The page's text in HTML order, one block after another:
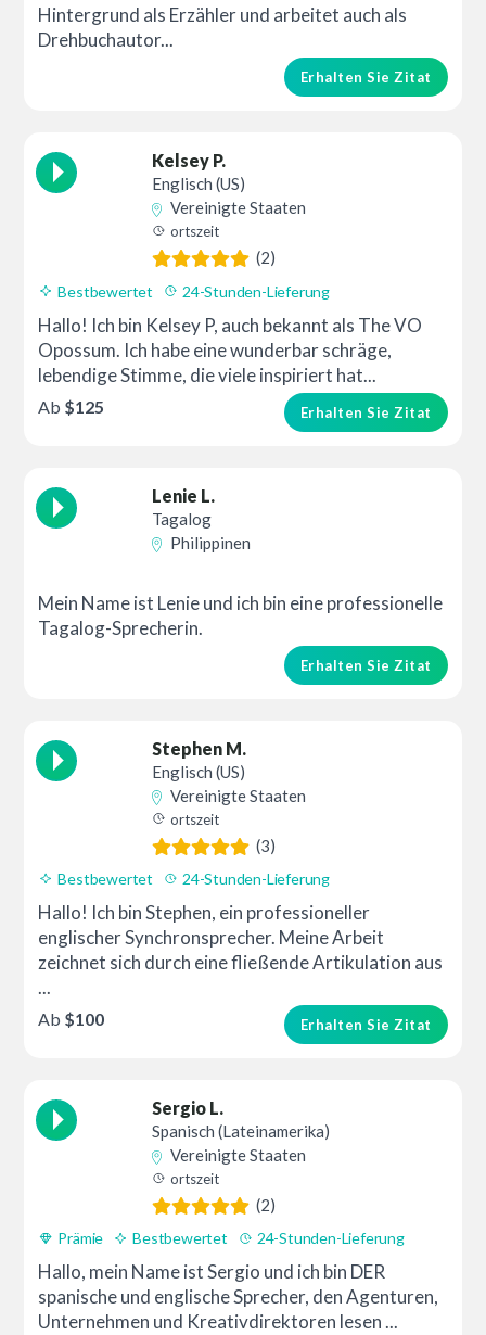
Hintergrund als Erzähler und arbeitet auch als
Drehbuchautor...
Erhalten Sie Zitat
Kelsey P.
Englisch (US)
Vereinigte Staaten
ortszeit
(2)
Bestbewertet 24-Stunden-Lieferung
Hallo! Ich bin Kelsey P, auch bekannt als The VO
Opossum. Ich habe eine wunderbar schräge,
lebendige Stimme, die viele inspiriert hat...
Erhalten Sie Zitat
Ab $125
Lenie L.
Tagalog
Philippinen
Mein Name ist Lenie und ich bin eine professionelle
Tagalog-Sprecherin.
Erhalten Sie Zitat
Stephen M.
Englisch (US)
Vereinigte Staaten
ortszeit
(3)
Bestbewertet 24-Stunden-Lieferung
Hallo! Ich bin Stephen, ein professioneller
englischer Synchronsprecher. Meine Arbeit
zeichnet sich durch eine fließende Artikulation aus
...
Erhalten Sie Zitat
Ab $100
Sergio L.
Spanisch (Lateinamerika)
Vereinigte Staaten
ortszeit
(2)
Prämie Bestbewertet 24-Stunden-Lieferung
Hallo, mein Name ist Sergio und ich bin DER
spanische und englische Sprecher, den Agenturen,
Unternehmen und Kreativdirektoren lesen ...